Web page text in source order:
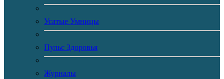
Усатые Умницы
Пульс Здоровья
Журналы